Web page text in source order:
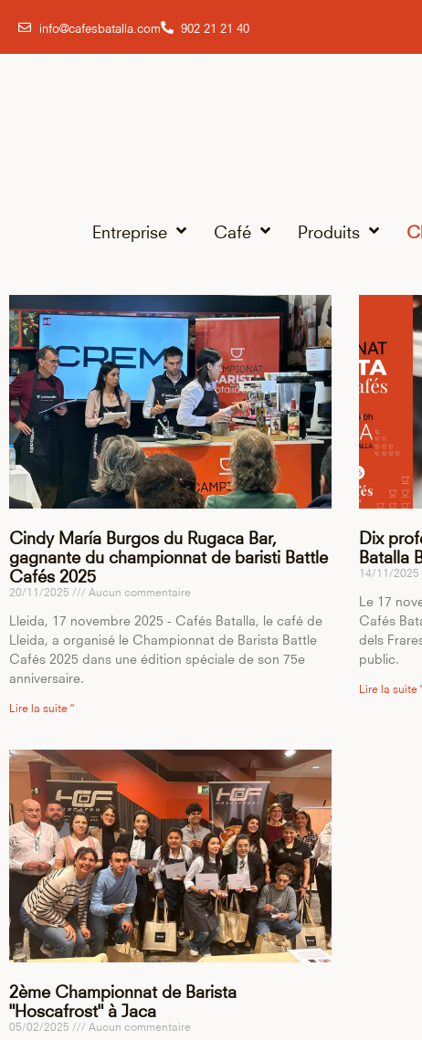
info@cafesbatalla.com 902 21 21 40
Entreprise Café Produits
Cindy María Burgos du Rugaca Bar,
gagnante du championnat de baristi Battle
Cafés 2025
20/11/2025 Aucun commentaire
Lleida, 17 novembre 2025 - Cafés Batalla, le café de
Lleida, a organisé le Championnat de Barista Battle
Cafés 2025 dans une édition spéciale de son 75e
anniversaire.
Lire la suite "
Dix
Batalla
14/11/2025
Le 17
Cafés
dels
public.
Lire la suite
2ème Championnat de Barista
"Hoscafrost" à Jaca
05/02/2025 Aucun commentaire